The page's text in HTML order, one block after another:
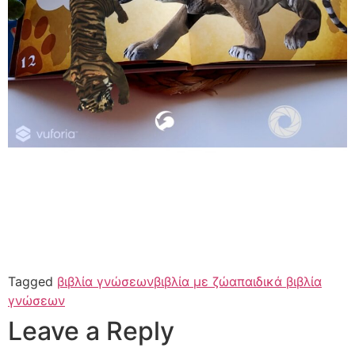
Tagged βιβλία γνώσεωνβιβλία με ζώαπαιδικά βιβλία
γνώσεων
Leave a Reply